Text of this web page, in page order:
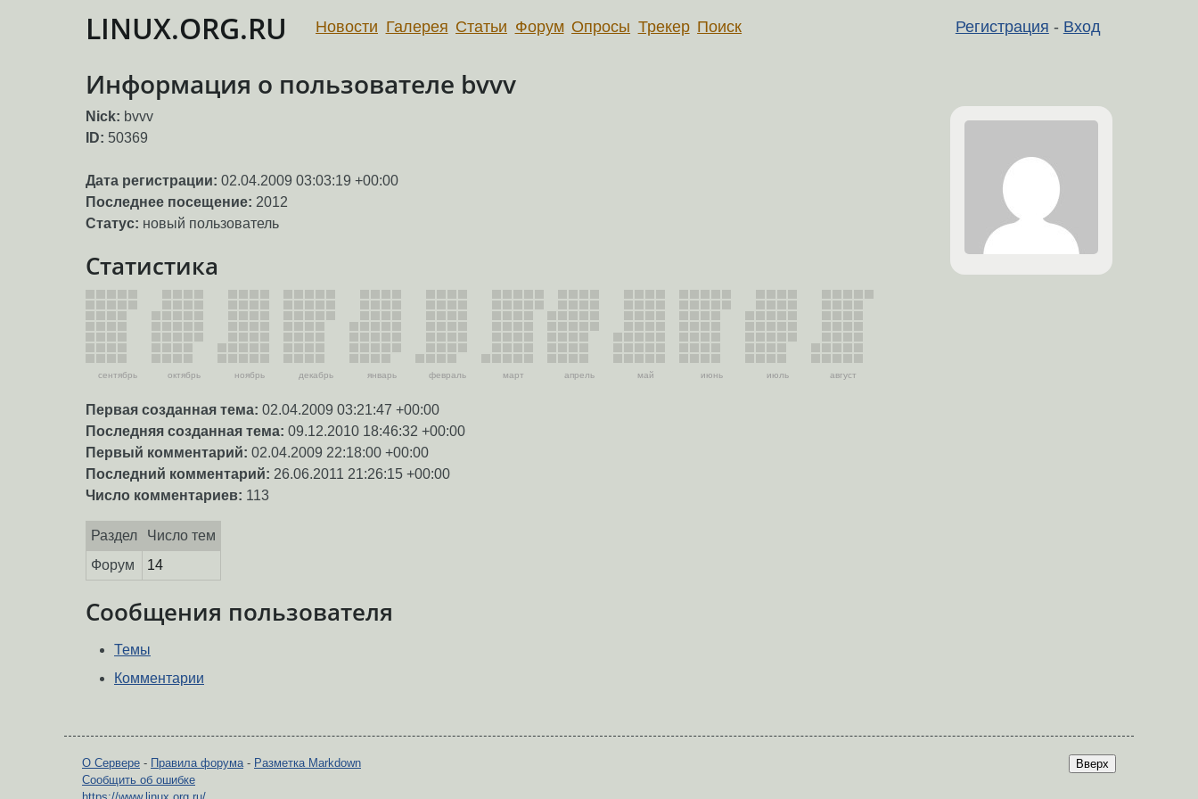
LINUX.ORG.RU Регистрация - Вход
Новости Галерея Статьи Форум Опросы Трекер Поиск
Информация о пользователе bvvv
Nick: bvvv
ID: 50369
Дата регистрации: 02.04.2009 03:03:19 +00:00
Последнее посещение: 2012
Статус: новый пользователь
Статистика
сентябрь октябрь ноябрь декабрь январь февраль март апрель май июнь июль август
Первая созданная тема: 02.04.2009 03:21:47 +00:00
Последняя созданная тема: 09.12.2010 18:46:32 +00:00
Первый комментарий: 02.04.2009 22:18:00 +00:00
Последний комментарий: 26.06.2011 21:26:15 +00:00
Число комментариев: 113
Раздел
Число тем
Форум
14
Сообщения пользователя
Темы
Комментарии
Вверх
О Сервере - Правила форума- Разметка Markdown
Сообщить об ошибке